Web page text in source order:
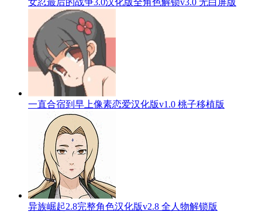
一直合宿到早上像素恋爱汉化版v1.0 桃子移植版
异族崛起2.8完整角色汉化版v2.8 全人物解锁版